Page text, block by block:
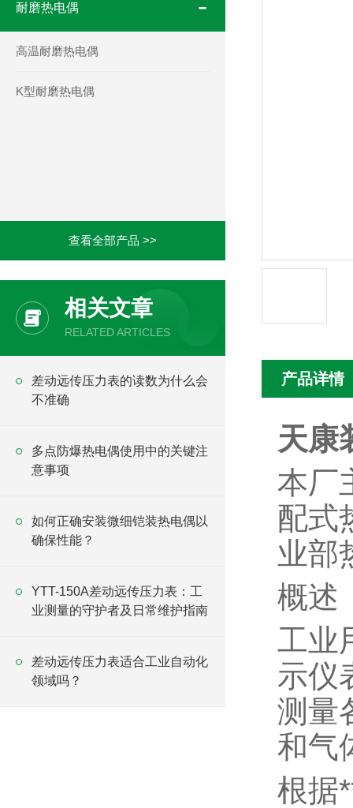
耐磨热电偶
高温耐磨热电偶
K型耐磨热电偶
查看全部产品 >>
相关文章
RELATED ARTICLES
差动远传压力表的读数为什么会
不准确
多点防爆热电偶使用中的关键注
意事项
如何正确安装微细铠装热电偶以
确保性能？
YTT-150A差动远传压力表：工
业测量的守护者及日常维护指南
差动远传压力表适合工业自动化
领域吗？
产品详情
天康
本厂
配式
业部
概述
工业
示仪
测量
和气
根据